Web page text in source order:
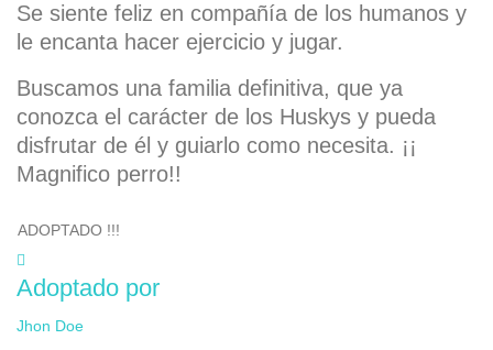
Se siente feliz en compañía de los humanos y
le encanta hacer ejercicio y jugar.
Buscamos una familia definitiva, que ya
conozca el carácter de los Huskys y pueda
disfrutar de él y guiarlo como necesita. ¡¡
Magnifico perro!!
ADOPTADO !!!
Adoptado por
Jhon Doe